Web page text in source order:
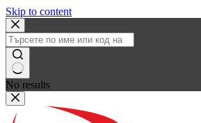
Skip to content
No results